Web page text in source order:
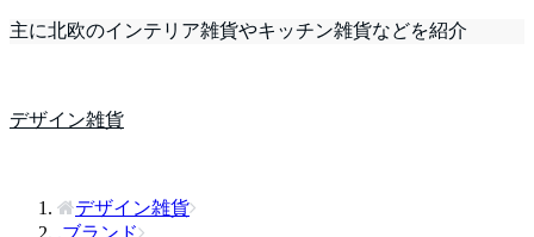
主に北欧のインテリア雑貨やキッチン雑貨などを紹介
デザイン雑貨
デザイン雑貨
.ブランド